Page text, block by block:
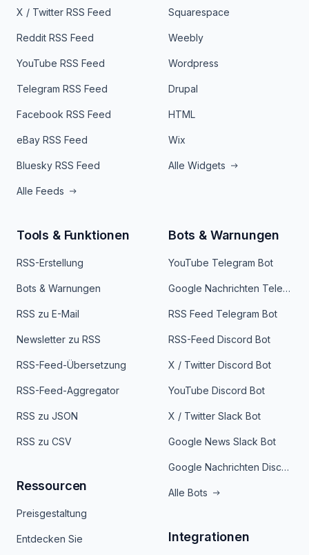
X / Twitter RSS Feed
Reddit RSS Feed
YouTube RSS Feed
Telegram RSS Feed
Facebook RSS Feed
eBay RSS Feed
Bluesky RSS Feed
Alle Feeds
Squarespace
Weebly
Wordpress
Drupal
HTML
Wix
Alle Widgets
Tools & Funktionen
RSS-Erstellung
Bots & Warnungen
RSS zu E-Mail
Newsletter zu RSS
RSS-Feed-Übersetzung
RSS-Feed-Aggregator
RSS zu JSON
RSS zu CSV
Ressourcen
Preisgestaltung
Entdecken Sie
Bots & Warnungen
YouTube Telegram Bot
Google Nachrichten Telegram Bot
RSS Feed Telegram Bot
RSS-Feed Discord Bot
X / Twitter Discord Bot
YouTube Discord Bot
X / Twitter Slack Bot
Google News Slack Bot
Google Nachrichten Discord Bot
Alle Bots
Integrationen